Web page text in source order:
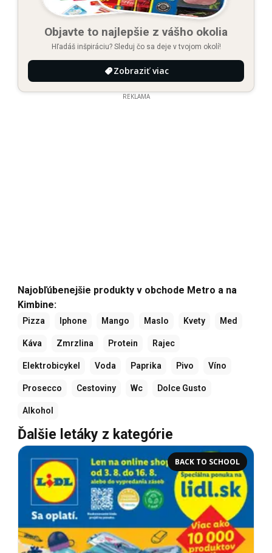
Objavte to najlepšie z vášho okolia
Hľadáš inšpiráciu? Sleduj čo sa deje v tvojom okolí!
Zobraziť viac
REKLAMA
Najobľúbenejšie produkty v obchode Metro a na
Kimbine:
Pizza Iphone Mango Maslo Kvety Med
Káva Zmrzlina Protein Rajec
Elektrobicykel Voda Paprika Pivo Víno
Prosecco Cestoviny Wc Dolce Gusto
Alkohol
Ďalšie letáky z kategórie
BACK TO SCHOOL